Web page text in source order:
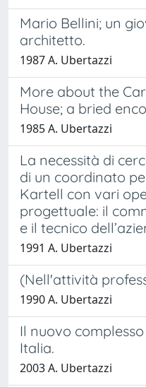
Mario Bellini; un
architetto.
1987 A. Ubertazzi
More about the
House; a bried
1985 A. Ubertazzi
La necessità di
di un coordinato
Kartell con vari
progettuale: il
e il tecnico
1991 A. Ubertazzi
(Nell'attività
1990 A. Ubertazzi
Il nuovo
Italia.
2003 A. Ubertazzi